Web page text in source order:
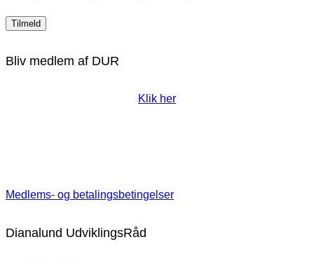
Bliv medlem af DUR
Klik her
Medlems- og betalingsbetingelser
Dianalund UdviklingsRåd